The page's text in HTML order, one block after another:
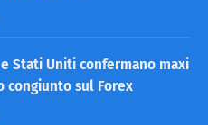
Stati Uniti confermano maxi
congiunto sul Forex